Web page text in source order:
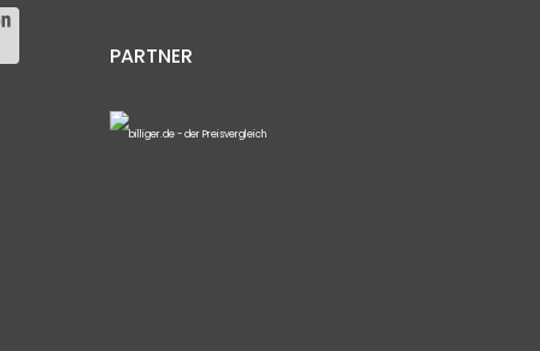
PARTNER